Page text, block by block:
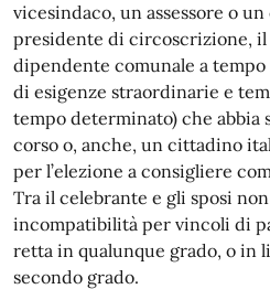
vicesindaco, un assessore o
presidente di circoscrizione, il
dipendente comunale a
di esigenze straordinarie e
tempo determinato) che abbia
corso o, anche, un cittadino
per l’elezione a consigliere
Tra il celebrante e gli sposi
incompatibilità per vincoli di
retta in qualunque grado, o in
secondo grado.